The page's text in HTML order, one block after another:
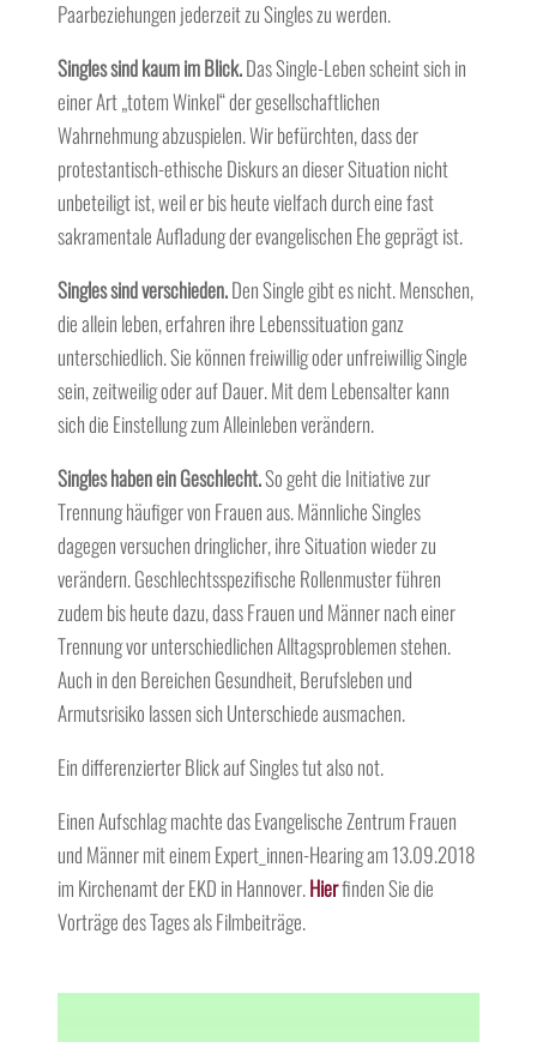
Paarbeziehungen jederzeit zu Singles zu werden.
Singles sind kaum im Blick.Das Single-Leben scheint sich in
einer Art „totem Winkel“ der gesellschaftlichen
Wahrnehmung abzuspielen. Wir befürchten, dass der
protestantisch-ethische Diskurs an dieser Situation nicht
unbeteiligt ist, weil er bis heute vielfach durch eine fast
sakramentale Aufladung der evangelischen Ehe geprägt ist.
Singles sind verschieden.Den Single gibt es nicht. Menschen,
die allein leben, erfahren ihre Lebenssituation ganz
unterschiedlich. Sie können freiwillig oder unfreiwillig Single
sein, zeitweilig oder auf Dauer. Mit dem Lebensalter kann
sich die Einstellung zum Alleinleben verändern.
Singles haben ein Geschlecht.So geht die Initiative zur
Trennung häufiger von Frauen aus. Männliche Singles
dagegen versuchen dringlicher, ihre Situation wieder zu
verändern. Geschlechtsspezifische Rollenmuster führen
zudem bis heute dazu, dass Frauen und Männer nach einer
Trennung vor unterschiedlichen Alltagsproblemen stehen.
Auch in den Bereichen Gesundheit, Berufsleben und
Armutsrisiko lassen sich Unterschiede ausmachen.
Ein differenzierter Blick auf Singles tut also not.
Einen Aufschlag machte das Evangelische Zentrum Frauen
und Männer mit einem Expert_innen-Hearing am 13.09.2018
im Kirchenamt der EKD in Hannover.Hierfinden Sie die
Vorträge des Tages als Filmbeiträge.